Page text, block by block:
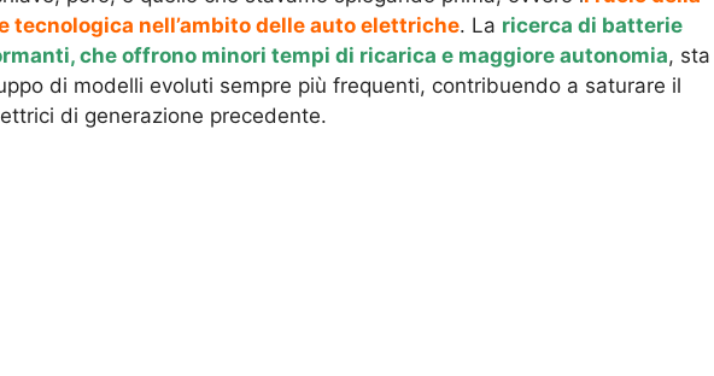
tecnologica nell’ambito delle auto elettriche. La ricerca di batterie
che offrono minori tempi di ricarica e maggiore autonomia, sta
di modelli evoluti sempre più frequenti, contribuendo a saturare il
di generazione precedente.